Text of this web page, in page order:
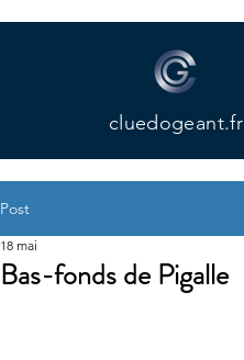
cluedogeant.fr
Post
Bas-fonds de Pigalle
18 mai